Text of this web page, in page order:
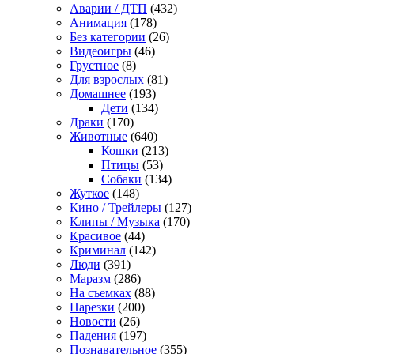
Аварии / ДТП (432)
Анимация (178)
Без категории (26)
Видеоигры (46)
Грустное (8)
Для взрослых (81)
Домашнее (193)
Дети (134)
Драки (170)
Животные (640)
Кошки (213)
Птицы (53)
Собаки (134)
Жуткое (148)
Кино / Трейлеры (127)
Клипы / Музыка (170)
Красивое (44)
Криминал (142)
Люди (391)
Маразм (286)
На съемках (88)
Нарезки (200)
Новости (26)
Падения (197)
Познавательное (355)